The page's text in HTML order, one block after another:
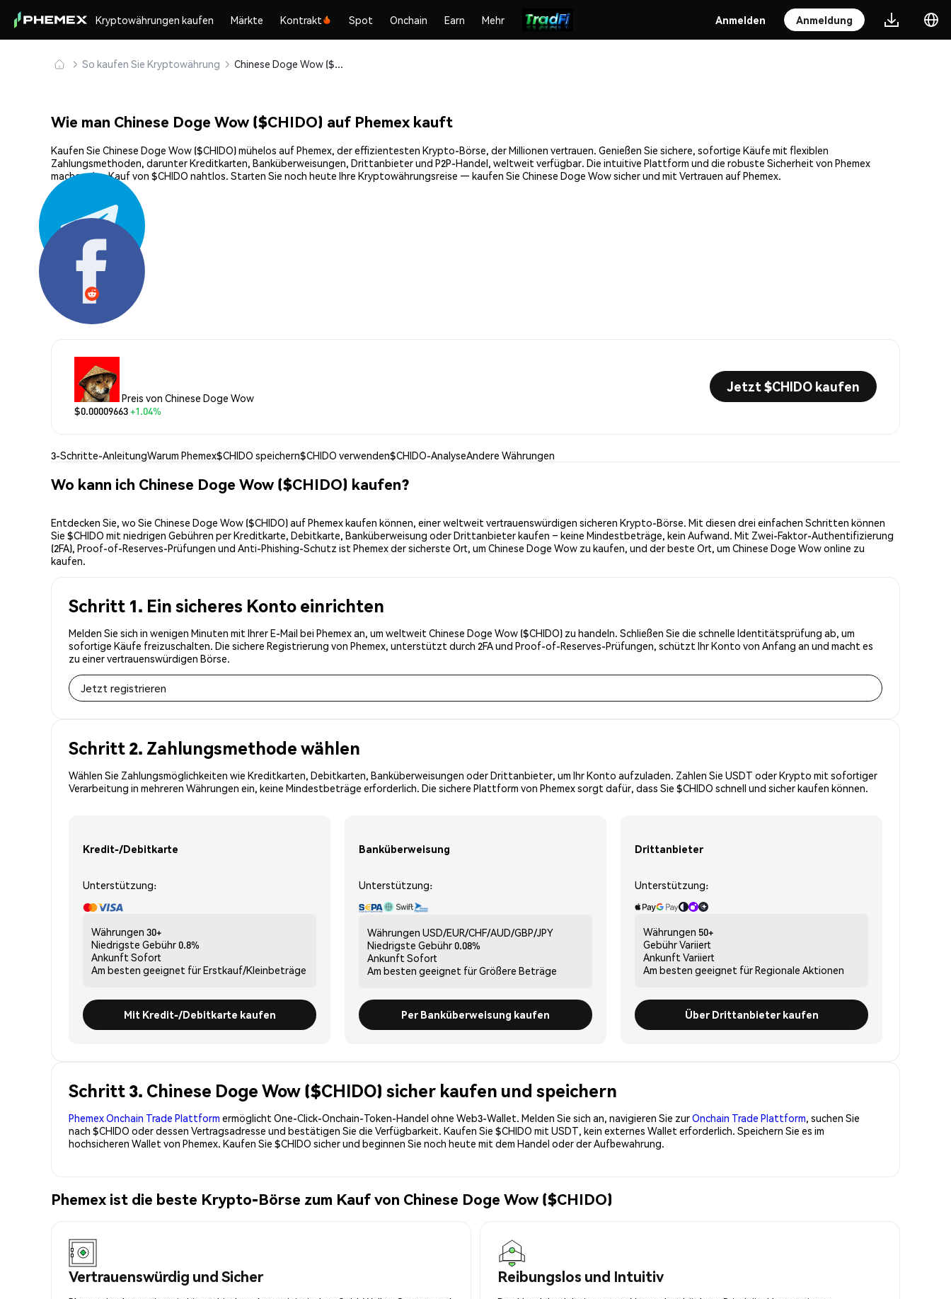
Kryptowährungen kaufen Märkte Kontrakt Spot Onchain Earn Mehr Anmelden Anmeldung
So kaufen Sie Kryptowährung Chinese Doge Wow ($CHIDO) sicher kaufen und speichern
Wie man Chinese Doge Wow ($CHIDO) auf Phemex kauft
Kaufen Sie Chinese Doge Wow ($CHIDO) mühelos auf Phemex, der effizientesten Krypto-Börse, der Millionen vertrauen. Genießen Sie sichere, sofortige Käufe mit flexiblen
Zahlungsmethoden, darunter Kreditkarten, Banküberweisungen, Drittanbieter und P2P-Handel, weltweit verfügbar. Die intuitive Plattform und die robuste Sicherheit von Phemex
machen den Kauf von $CHIDO nahtlos. Starten Sie noch heute Ihre Kryptowährungsreise — kaufen Sie Chinese Doge Wow sicher und mit Vertrauen auf Phemex.
Preis von Chinese Doge Wow
$0.00009663+1.04%
Jetzt $CHIDO kaufen
3-Schritte-AnleitungWarum Phemex$CHIDO speichern$CHIDO verwenden$CHIDO-AnalyseAndere Währungen
Wo kann ich Chinese Doge Wow ($CHIDO) kaufen?
Entdecken Sie, wo Sie Chinese Doge Wow ($CHIDO) auf Phemex kaufen können, einer weltweit vertrauenswürdigen sicheren Krypto-Börse. Mit diesen drei einfachen Schritten können
Sie $CHIDO mit niedrigen Gebühren per Kreditkarte, Debitkarte, Banküberweisung oder Drittanbieter kaufen – keine Mindestbeträge, kein Aufwand. Mit Zwei-Faktor-Authentifizierung
(2FA), Proof-of-Reserves-Prüfungen und Anti-Phishing-Schutz ist Phemex der sicherste Ort, um Chinese Doge Wow zu kaufen, und der beste Ort, um Chinese Doge Wow online zu
kaufen.
Schritt 1. Ein sicheres Konto einrichten
Melden Sie sich in wenigen Minuten mit Ihrer E-Mail bei Phemex an, um weltweit Chinese Doge Wow ($CHIDO) zu handeln. Schließen Sie die schnelle Identitätsprüfung ab, um
sofortige Käufe freizuschalten. Die sichere Registrierung von Phemex, unterstützt durch 2FA und Proof-of-Reserves-Prüfungen, schützt Ihr Konto von Anfang an und macht es
zu einer vertrauenswürdigen Börse.
Jetzt registrieren
Schritt 2. Zahlungsmethode wählen
Wählen Sie Zahlungsmöglichkeiten wie Kreditkarten, Debitkarten, Banküberweisungen oder Drittanbieter, um Ihr Konto aufzuladen. Zahlen Sie USDT oder Krypto mit sofortiger
Verarbeitung in mehreren Währungen ein, keine Mindestbeträge erforderlich. Die sichere Plattform von Phemex sorgt dafür, dass Sie $CHIDO schnell und sicher kaufen können.
Kredit-/Debitkarte
Unterstützung:
Währungen 30+
Niedrigste Gebühr0.8%
Ankunft Sofort
Am besten geeignet fürErstkauf/Kleinbeträge
Mit Kredit-/Debitkarte kaufen
Banküberweisung
Unterstützung:
Währungen USD/EUR/CHF/AUD/GBP/JPY
Niedrigste Gebühr0.08%
Ankunft Sofort
Am besten geeignet fürGrößere Beträge
Per Banküberweisung kaufen
Drittanbieter
Unterstützung:
Währungen 50+
GebührVariiert
Ankunft Variiert
Am besten geeignet fürRegionale Aktionen
Über Drittanbieter kaufen
Schritt 3. Chinese Doge Wow ($CHIDO) sicher kaufen und speichern
Phemex Onchain Trade Plattform ermöglicht One-Click-Onchain-Token-Handel ohne Web3-Wallet. Melden Sie sich an, navigieren Sie zurOnchain Trade Plattform, suchen Sie
nach $CHIDO oder dessen Vertragsadresse und bestätigen Sie die Verfügbarkeit. Kaufen Sie $CHIDO mit USDT, kein externes Wallet erforderlich. Speichern Sie es im
hochsicheren Wallet von Phemex. Kaufen Sie $CHIDO sicher und beginnen Sie noch heute mit dem Handel oder der Aufbewahrung.
Phemex ist die beste Krypto-Börse zum Kauf von Chinese Doge Wow ($CHIDO)
Vertrauenswürdig und Sicher Reibungslos und Intuitiv